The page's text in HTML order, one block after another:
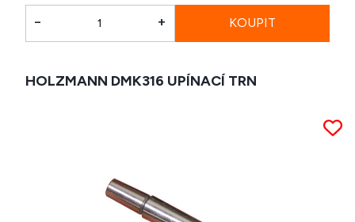
- +
HOLZMANN DMK316 UPÍNACÍ TRN